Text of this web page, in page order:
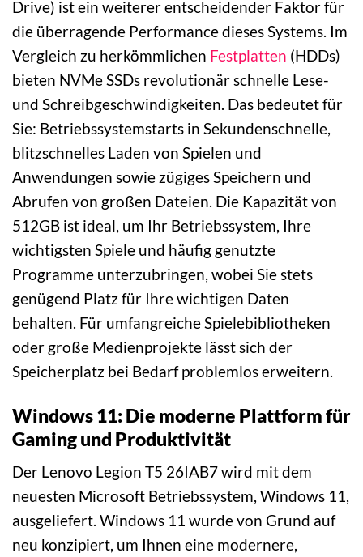
Drive) ist ein weiterer entscheidender Faktor für
die überragende Performance dieses Systems. Im
Vergleich zu herkömmlichen Festplatten (HDDs)
bieten NVMe SSDs revolutionär schnelle Lese-
und Schreibgeschwindigkeiten. Das bedeutet für
Sie: Betriebssystemstarts in Sekundenschnelle,
blitzschnelles Laden von Spielen und
Anwendungen sowie zügiges Speichern und
Abrufen von großen Dateien. Die Kapazität von
512GB ist ideal, um Ihr Betriebssystem, Ihre
wichtigsten Spiele und häufig genutzte
Programme unterzubringen, wobei Sie stets
genügend Platz für Ihre wichtigen Daten
behalten. Für umfangreiche Spielebibliotheken
oder große Medienprojekte lässt sich der
Speicherplatz bei Bedarf problemlos erweitern.
Windows 11: Die moderne Plattform für
Gaming und Produktivität
Der Lenovo Legion T5 26IAB7 wird mit dem
neuesten Microsoft Betriebssystem, Windows 11,
ausgeliefert. Windows 11 wurde von Grund auf
neu konzipiert, um Ihnen eine modernere,